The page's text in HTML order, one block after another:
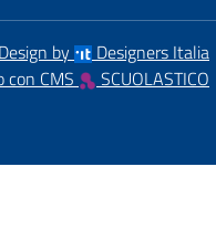
by
Designers Italia
con CMS
SCUOLASTICO